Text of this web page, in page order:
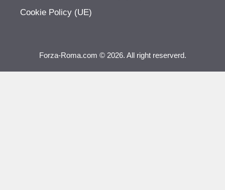
Cookie Policy (UE)
Forza-Roma.com © 2026. All right reserverd.